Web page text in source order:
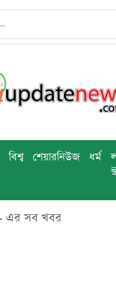
বিশ্ব শেয়ারনিউজ ধর্ম
সব খবর